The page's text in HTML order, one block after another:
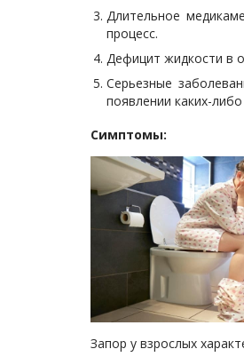
Длительное
процесс.
Дефицит жидкости в
Серьезные
появлении каких-
Симптомы:
Запор у взрослых